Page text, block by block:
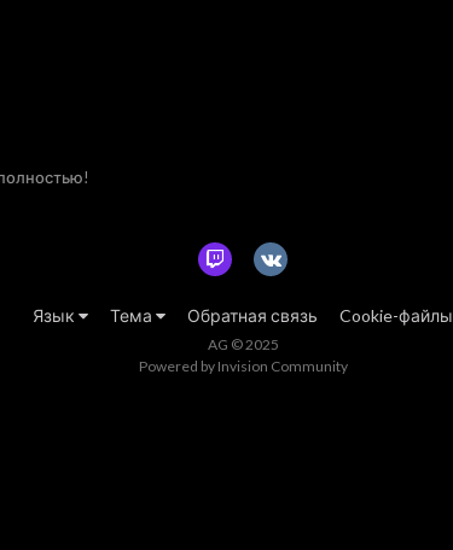
Язык Тема Обратная связь Cookie-файлы
AG © 2025
Powered by Invision Community